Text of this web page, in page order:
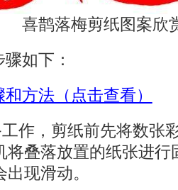
喜鹊落梅剪纸图案欣
如下：
方法（点击查看）
作，剪纸前先将数张
将叠落放置的纸张进行
现滑动。